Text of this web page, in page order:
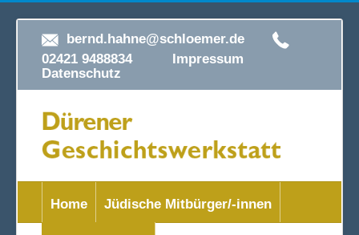
bernd.hahne@schloemer.de
02421 9488834 Impressum
Datenschutz
Home Jüdische Mitbürger/-innen